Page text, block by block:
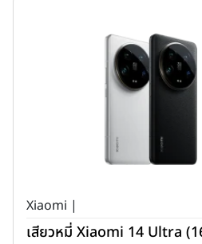
Xiaomi |
เสียวหมี่ Xiaomi 14 Ultra